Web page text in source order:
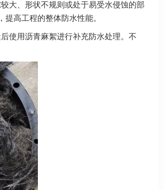
大、形状不规则或处于易受水侵蚀的部
高工程的整体防水性能。
使用沥青麻絮进行补充防水处理。不